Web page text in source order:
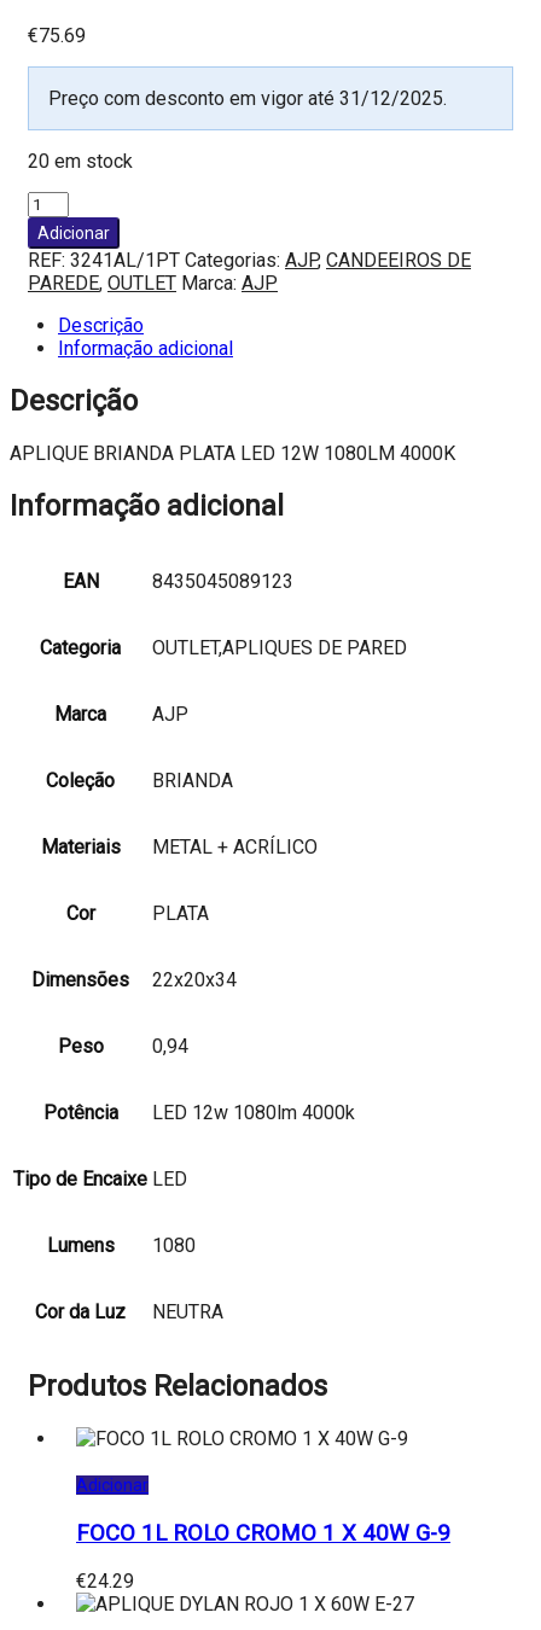
€75.69
Preço com desconto em vigor até 31/12/2025.
20 em stock
Quantidade
de
APLIQUE
BRIANDA
PLATA
LED
12W
1080LM
Adicionar
REF: 3241AL/1PT Categorias: AJP, CANDEEIROS DE
PAREDE, OUTLET Marca: AJP
Descrição
Informação adicional
Descrição
APLIQUE BRIANDA PLATA LED 12W 1080LM 4000K
Informação adicional
EAN 8435045089123
Categoria OUTLET,APLIQUES DE PARED
Marca AJP
Coleção BRIANDA
Materiais METAL + ACRÍLICO
Cor PLATA
Dimensões 22x20x34
Peso 0,94
Potência LED 12w 1080lm 4000k
Tipo de Encaixe LED
Lumens 1080
Cor da Luz NEUTRA
Produtos Relacionados
Adicionar
FOCO 1L ROLO CROMO 1 X 40W G-9
€24.29